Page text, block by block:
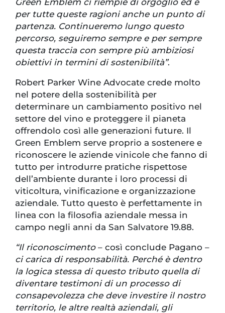
per tutte queste ragioni anche un punto di
partenza. Continueremo lungo questo
percorso, seguiremo sempre e per sempre
questa traccia con sempre più ambiziosi
obiettivi in termini di sostenibilità”.
Robert Parker Wine Advocate crede molto
nel potere della sostenibilità per
determinare un cambiamento positivo nel
settore del vino e proteggere il pianeta
offrendolo così alle generazioni future. Il
Green Emblem serve proprio a sostenere e
riconoscere le aziende vinicole che fanno di
tutto per introdurre pratiche rispettose
dell’ambiente durante i loro processi di
viticoltura, vinificazione e organizzazione
aziendale. Tutto questo è perfettamente in
linea con la filosofia aziendale messa in
campo negli anni da San Salvatore 19.88.
“Il riconoscimento– così conclude Pagano –
ci carica di responsabilità. Perché è dentro
la logica stessa di questo tributo quella di
diventare testimoni di un processo di
consapevolezza che deve investire il nostro
territorio, le altre realtà aziendali, gli